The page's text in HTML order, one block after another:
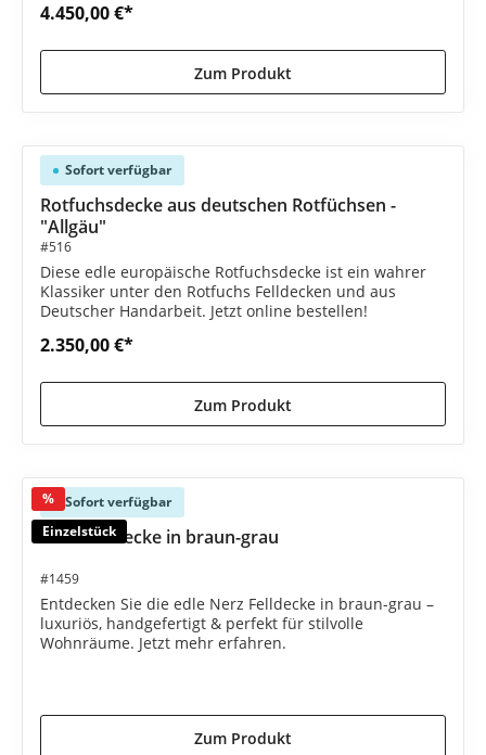
4.450,00 €*
Zum Produkt
Sofort verfügbar
Rotfuchsdecke aus deutschen Rotfüchsen -
"Allgäu"
#516
Diese edle europäische Rotfuchsdecke ist ein wahrer
Klassiker unter den Rotfuchs Felldecken und aus
Deutscher Handarbeit. Jetzt online bestellen!
2.350,00 €*
Zum Produkt
%
Einzelstück
Sofort verfügbar
Nerz Felldecke in braun-grau
#1459
Entdecken Sie die edle Nerz Felldecke in braun-grau –
luxuriös, handgefertigt & perfekt für stilvolle
Wohnräume. Jetzt mehr erfahren.
Zum Produkt